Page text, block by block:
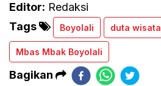
Editor: Redaksi
Tags
Boyolali duta wisata
Mbas Mbak Boyolali
Bagikan